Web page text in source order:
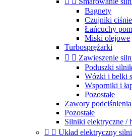
Bagnety
Czujniki
Łańcuchy
Miski olejowe
Turbosprężarki
  Zawieszenie
Poduszki
Wózki i belki
Wsporniki i
Pozostałe
Zawory podciśnienia
Pozostałe
Silniki elektryczne /
  Układ elektryczny